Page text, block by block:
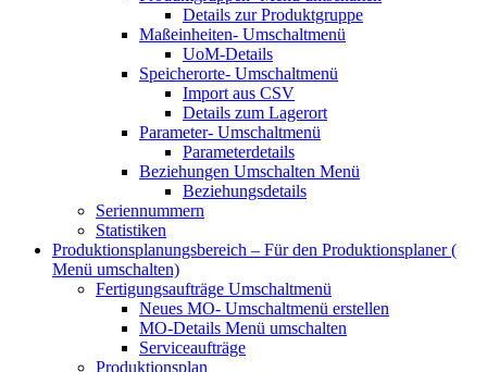
Details zur Produktgruppe
Maßeinheiten- Umschaltmenü
UoM-Details
Speicherorte- Umschaltmenü
Import aus CSV
Details zum Lagerort
Parameter- Umschaltmenü
Parameterdetails
Beziehungen Umschalten Menü
Beziehungsdetails
Seriennummern
Statistiken
Produktionsplanungsbereich – Für den Produktionsplaner (
Menü umschalten)
Fertigungsaufträge Umschaltmenü
Neues MO- Umschaltmenü erstellen
MO-Details Menü umschalten
Serviceaufträge
Produktionsplan